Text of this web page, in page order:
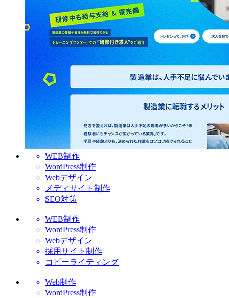
WEB制作
WordPress制作
Webデザイン
メディサイト制作
SEO対策
WEB制作
WordPress制作
Webデザイン
採用サイト制作
コピーライティング
Web制作
WordPress制作